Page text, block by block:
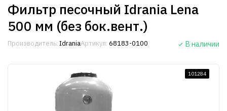
Фильтр песочный Idrania Lena
500 мм (без бок.вент.)
Производитель: IdraniaАртикул: 68183-0100 В наличии
101284